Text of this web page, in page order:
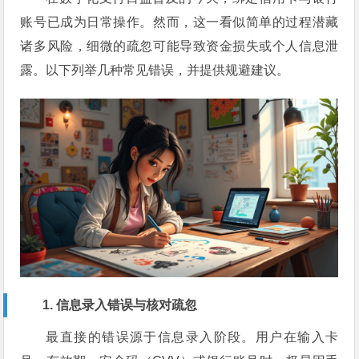
账号已成为日常操作。然而，这一看似简单的过程潜藏
诸多风险，细微的疏忽可能导致资金损失或个人信息泄
露。以下列举几种常见错误，并提供规避建议。
1. 信息录入错误与核对疏忽
最直接的错误源于信息录入阶段。用户在输入卡